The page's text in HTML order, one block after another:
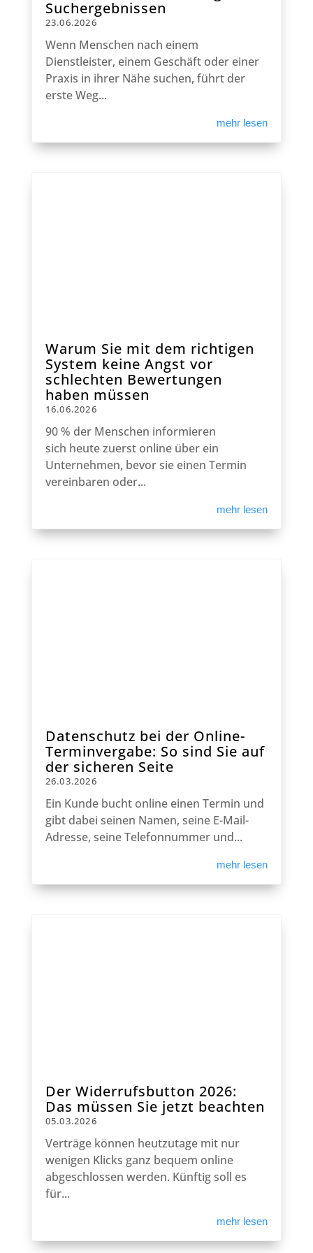
Suchergebnissen
23.06.2026
Wenn Menschen nach einem
Dienstleister, einem Geschäft oder einer
Praxis in ihrer Nähe suchen, führt der
erste Weg...
mehr lesen
Warum Sie mit dem richtigen
System keine Angst vor
schlechten Bewertungen
haben müssen
16.06.2026
90 % der Menschen informieren
sich heute zuerst online über ein
Unternehmen, bevor sie einen Termin
vereinbaren oder...
mehr lesen
Datenschutz bei der Online-
Terminvergabe: So sind Sie auf
der sicheren Seite
26.03.2026
Ein Kunde bucht online einen Termin und
gibt dabei seinen Namen, seine E-Mail-
Adresse, seine Telefonnummer und...
mehr lesen
Der Widerrufsbutton 2026:
Das müssen Sie jetzt beachten
05.03.2026
Verträge können heutzutage mit nur
wenigen Klicks ganz bequem online
abgeschlossen werden. Künftig soll es
für...
mehr lesen